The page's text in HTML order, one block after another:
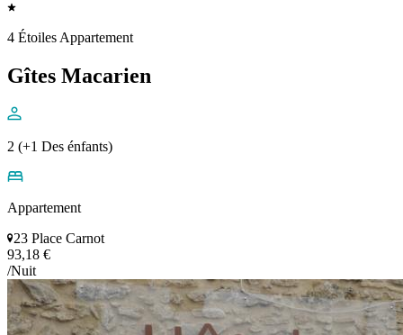
4 Étoiles Appartement
Gîtes Macarien
2 (+1 Des énfants)
Appartement
23 Place Carnot
93,18 €
/Nuit